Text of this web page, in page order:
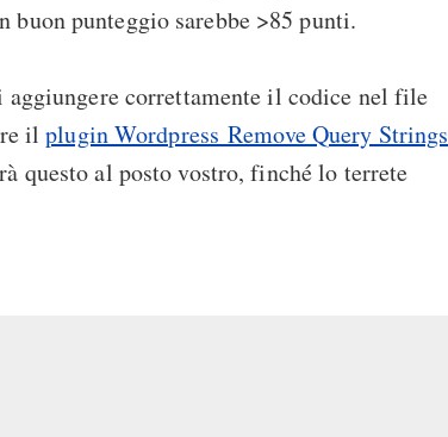
buon punteggio sarebbe >85 punti.
aggiungere correttamente il codice nel file
ilplugin Wordpress Remove Query Strings
questo al posto vostro, finché lo terrete